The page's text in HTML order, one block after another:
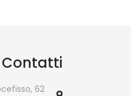
Contatti
62